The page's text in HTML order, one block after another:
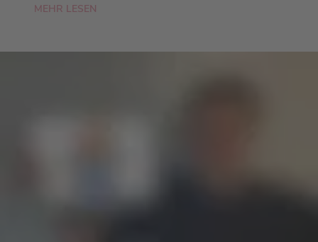
MEHR LESEN